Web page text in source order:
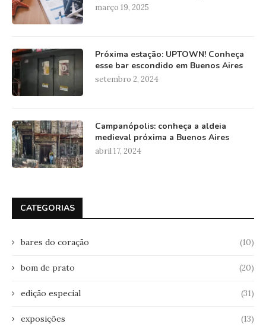
março 19, 2025
Próxima estação: UPTOWN! Conheça
esse bar escondido em Buenos Aires
setembro 2, 2024
Campanópolis: conheça a aldeia
medieval próxima a Buenos Aires
abril 17, 2024
CATEGORIAS
bares do coração (10)
bom de prato (20)
edição especial (31)
exposições (13)